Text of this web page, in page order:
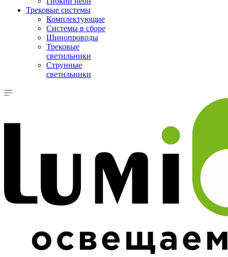
Трековые системы
Комплектующие
Системы в сборе
Шинопроводы
Трековые
светильники
Струнные
светильники